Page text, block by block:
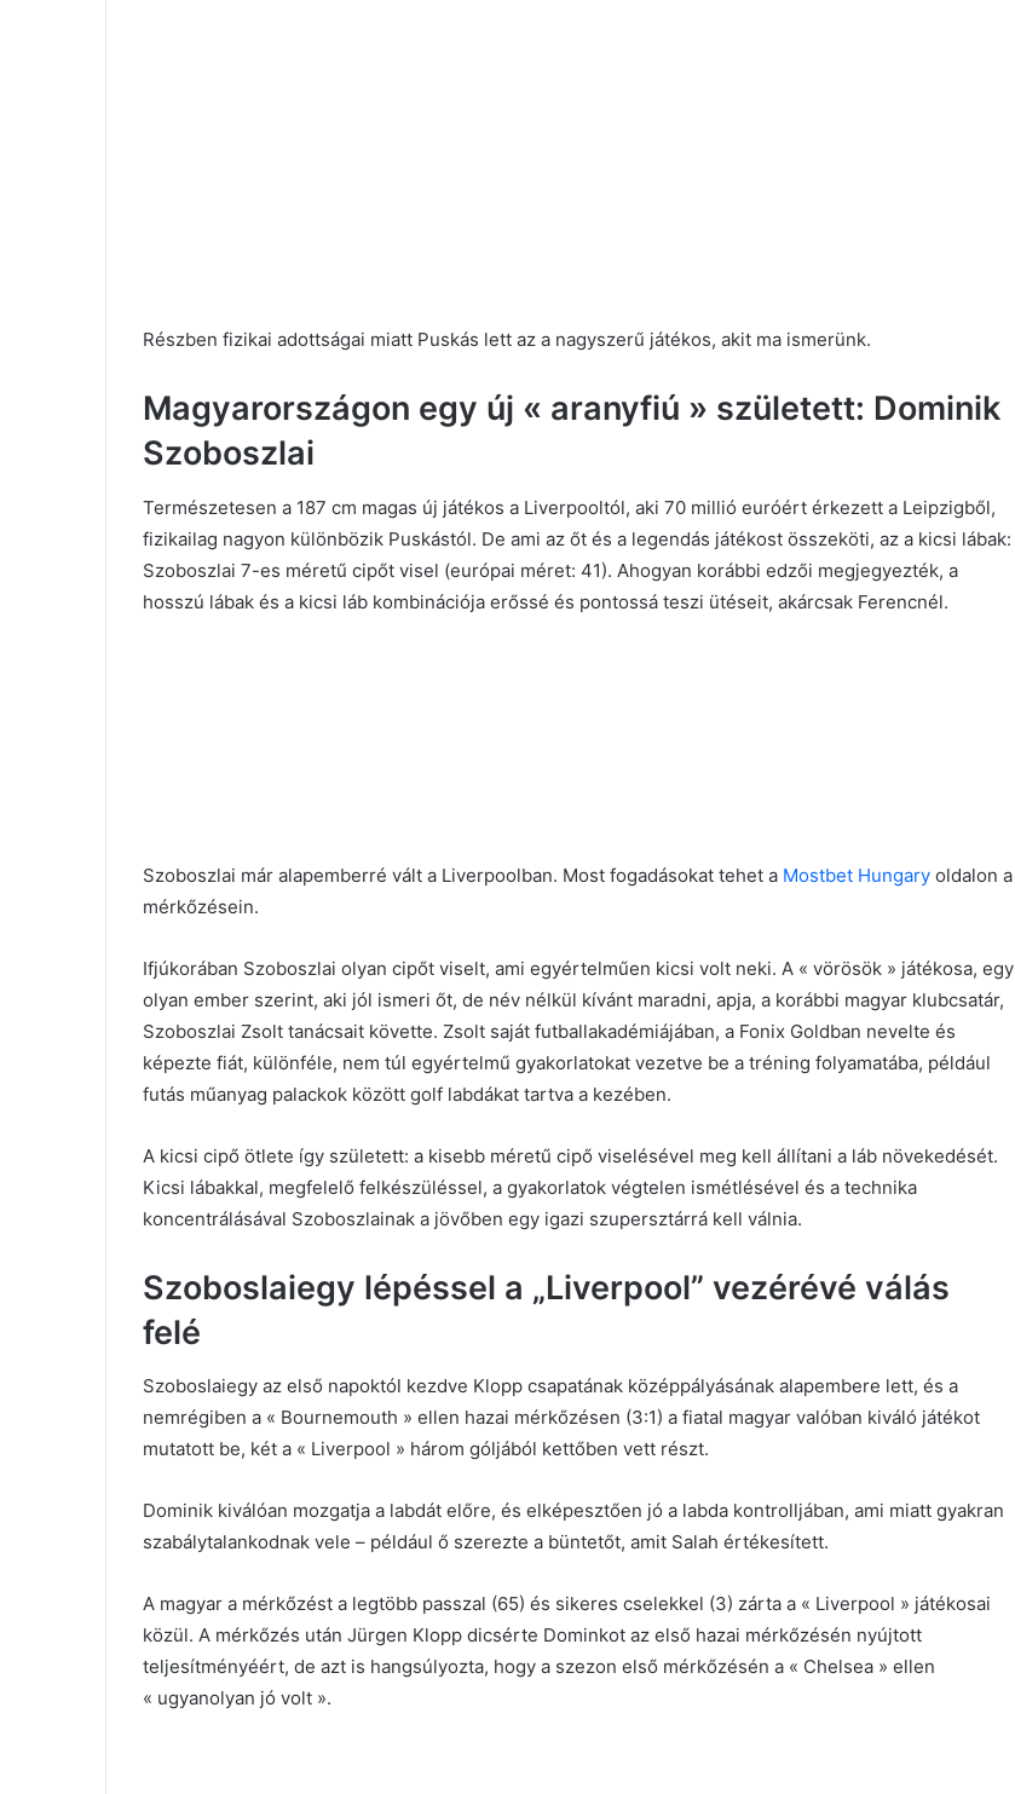
Részben fizikai adottságai miatt Puskás lett az a nagyszerű játékos, akit ma ismerünk.
Magyarországon egy új « aranyfiú » született: Dominik
Szoboszlai
Természetesen a 187 cm magas új játékos a Liverpooltól, aki 70 millió euróért érkezett a Leipzigből,
fizikailag nagyon különbözik Puskástól. De ami az őt és a legendás játékost összeköti, az a kicsi lábak:
Szoboszlai 7-es méretű cipőt visel (európai méret: 41). Ahogyan korábbi edzői megjegyezték, a
hosszú lábak és a kicsi láb kombinációja erőssé és pontossá teszi ütéseit, akárcsak Ferencnél.
Szoboszlai már alapemberré vált a Liverpoolban. Most fogadásokat tehet a Mostbet Hungary oldalon a
mérkőzésein.
Ifjúkorában Szoboszlai olyan cipőt viselt, ami egyértelműen kicsi volt neki. A « vörösök » játékosa, egy
olyan ember szerint, aki jól ismeri őt, de név nélkül kívánt maradni, apja, a korábbi magyar klubcsatár,
Szoboszlai Zsolt tanácsait követte. Zsolt saját futballakadémiájában, a Fonix Goldban nevelte és
képezte fiát, különféle, nem túl egyértelmű gyakorlatokat vezetve be a tréning folyamatába, például
futás műanyag palackok között golf labdákat tartva a kezében.
A kicsi cipő ötlete így született: a kisebb méretű cipő viselésével meg kell állítani a láb növekedését.
Kicsi lábakkal, megfelelő felkészüléssel, a gyakorlatok végtelen ismétlésével és a technika
koncentrálásával Szoboszlainak a jövőben egy igazi szupersztárrá kell válnia.
Szoboslaiegy lépéssel a „Liverpool” vezérévé válás
felé
Szoboslaiegy az első napoktól kezdve Klopp csapatának középpályásának alapembere lett, és a
nemrégiben a « Bournemouth » ellen hazai mérkőzésen (3:1) a fiatal magyar valóban kiváló játékot
mutatott be, két a « Liverpool » három góljából kettőben vett részt.
Dominik kiválóan mozgatja a labdát előre, és elképesztően jó a labda kontrolljában, ami miatt gyakran
szabálytalankodnak vele – például ő szerezte a büntetőt, amit Salah értékesített.
A magyar a mérkőzést a legtöbb passzal (65) és sikeres cselekkel (3) zárta a « Liverpool » játékosai
közül. A mérkőzés után Jürgen Klopp dicsérte Dominkot az első hazai mérkőzésén nyújtott
teljesítményéért, de azt is hangsúlyozta, hogy a szezon első mérkőzésén a « Chelsea » ellen
« ugyanolyan jó volt ».